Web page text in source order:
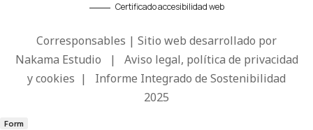
Certificado accesibilidad web
Corresponsables | Sitio web desarrollado por
Nakama Estudio | Aviso legal, política de privacidad
y cookies | Informe Integrado de Sostenibilidad
2025
Form